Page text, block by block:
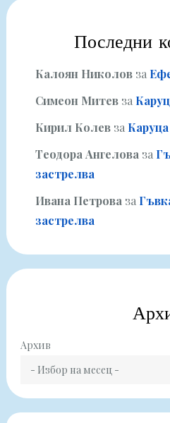
Последни
Калоян Николовза
Симеон Митевза
Кирил Колевза
Теодора Ангеловаза
застрелва
Ивана Петроваза
застрелва
Архив